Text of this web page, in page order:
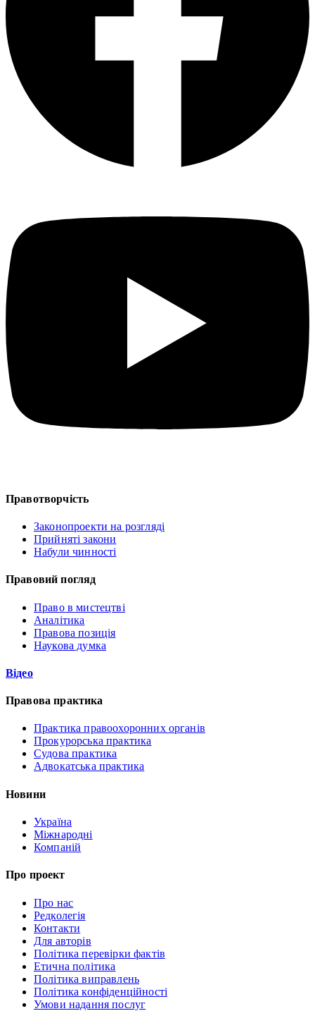
Правотворчість
Законопроекти на розгляді
Прийняті закони
Набули чинності
Правовий погляд
Право в мистецтві
Аналітика
Правова позиція
Наукова думка
Відео
Правова практика
Практика правоохоронних органів
Прокурорська практика
Судова практика
Адвокатська практика
Новини
Україна
Міжнародні
Компаній
Про проект
Про нас
Редколегія
Контакти
Для авторів
Політика перевірки фактів
Етична політика
Політика виправлень
Політика конфіденційності
Умови надання послуг